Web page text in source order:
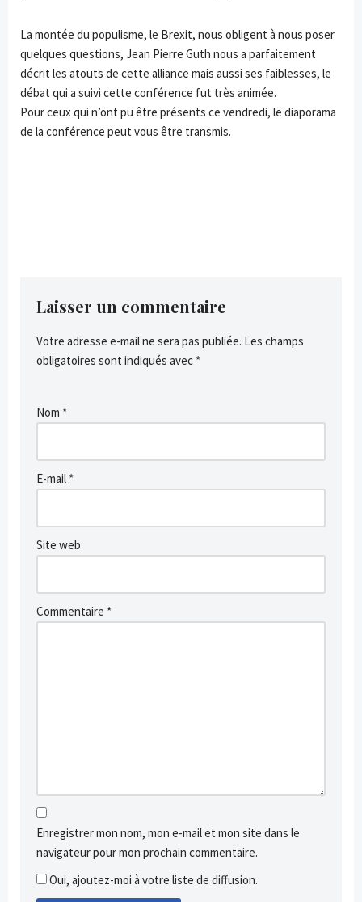
La montée du populisme, le Brexit, nous obligent à nous poser
quelques questions, Jean Pierre Guth nous a parfaitement
décrit les atouts de cette alliance mais aussi ses faiblesses, le
débat qui a suivi cette conférence fut très animée.
Pour ceux qui n’ont pu être présents ce vendredi, le diaporama
de la conférence peut vous être transmis.
Laisser un commentaire
Votre adresse e-mail ne sera pas publiée. Les champs
obligatoires sont indiqués avec *
Nom *
E-mail *
Site web
Commentaire *
Enregistrer mon nom, mon e-mail et mon site dans le
navigateur pour mon prochain commentaire.
Oui, ajoutez-moi à votre liste de diffusion.